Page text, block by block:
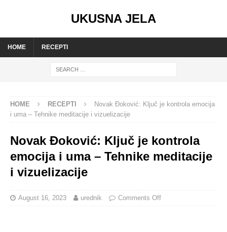
UKUSNA JELA
HOME RECEPTI
HOME RECEPTI
Novak Đoković: Ključ je kontrola emocija
i uma – Tehnike meditacije i vizuelizacije
Novak Đoković: Ključ je kontrola
emocija i uma – Tehnike meditacije
i vizuelizacije
August 16, 2023 urednik Comments Off